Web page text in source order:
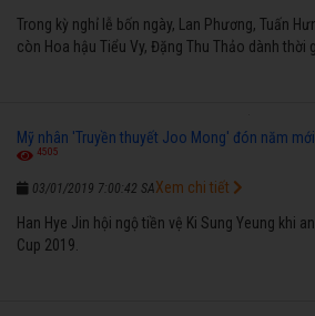
Trong kỳ nghỉ lễ bốn ngày, Lan Phương, Tuấn
còn Hoa hậu Tiểu Vy, Đặng Thu Thảo dành thời
Mỹ nhân 'Truyền thuyết Joo Mong' đón năm
4505
03/01/2019 7:00:42 SA
Han Hye Jin hội ngộ tiền vệ Ki Sung Yeung khi
Cup 2019.
Xem chi tiết